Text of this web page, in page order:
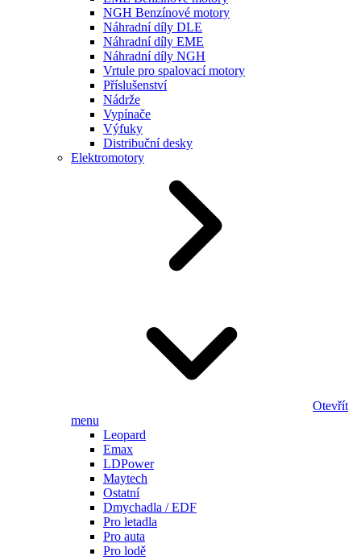
NGH Benzínové motory
Náhradní díly DLE
Náhradní díly EME
Náhradní díly NGH
Vrtule pro spalovací motory
Příslušenství
Nádrže
Vypínače
Výfuky
Distribuční desky
Elektromotory
Otevřít
menu
Leopard
Emax
LDPower
Maytech
Ostatní
Dmychadla / EDF
Pro letadla
Pro auta
Pro lodě